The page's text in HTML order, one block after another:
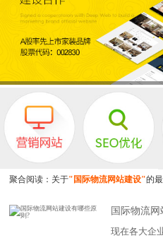
聚合阅读：关于"国际物流网站建设"的
国际物流
现在各大企